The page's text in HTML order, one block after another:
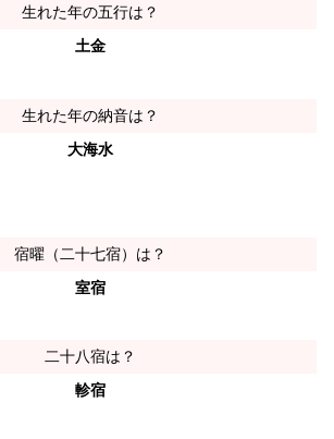
生れた年の五行は？
土金
生れた年の納音は？
大海水
宿曜（二十七宿）は？
室宿
二十八宿は？
軫宿